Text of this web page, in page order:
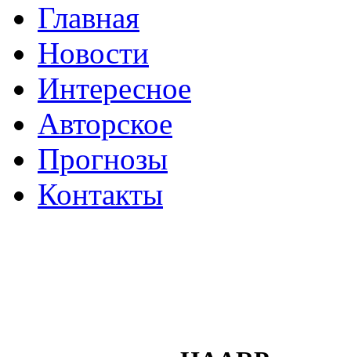
Главная
Новости
Интересное
Авторское
Прогнозы
Контакты